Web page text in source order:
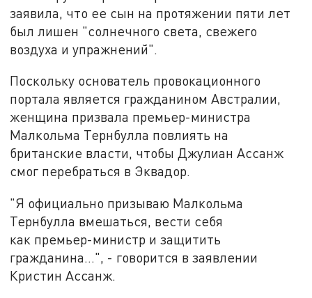
заявила, что ее сын на протяжении пяти лет
был лишен "солнечного света, свежего
воздуха и упражнений".
Поскольку основатель провокационного
портала является гражданином Австралии,
женщина призвала премьер-министра
Малкольма Тернбулла повлиять на
британские власти, чтобы Джулиан Ассанж
смог перебраться в Эквадор.
"Я официально призываю Малкольма
Тернбулла вмешаться, вести себя
как премьер-министр и защитить
гражданина…", - говорится в заявлении
Кристин Ассанж.